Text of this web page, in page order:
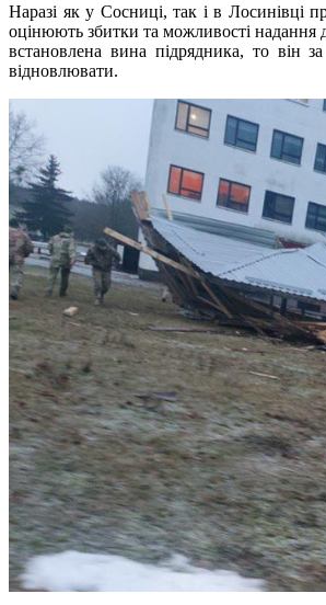
Наразі як у Сосниці, так і в Лосинівці
оцінюють збитки та можливості
встановлена вина підрядника, то він
відновлювати.